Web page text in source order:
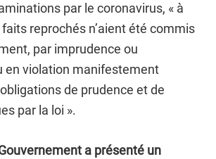
par le coronavirus, « à
reprochés n’aient été commis
par imprudence ou
en violation manifestement
de prudence et de
par la loi ».
a présenté un